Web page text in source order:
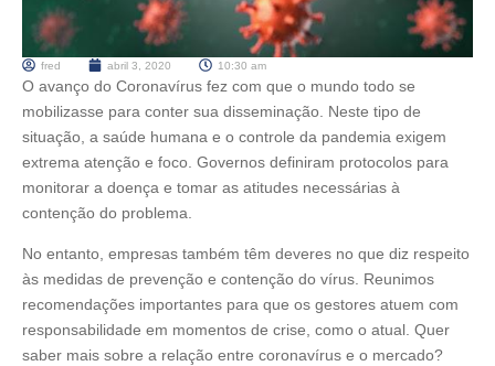
fred abril 3, 2020 10:30 am
O avanço do Coronavírus fez com que o mundo todo se
mobilizasse para conter sua disseminação. Neste tipo de
situação, a saúde humana e o controle da pandemia exigem
extrema atenção e foco. Governos definiram protocolos para
monitorar a doença e tomar as atitudes necessárias à
contenção do problema.
No entanto, empresas também têm deveres no que diz respeito
às medidas de prevenção e contenção do vírus. Reunimos
recomendações importantes para que os gestores atuem com
responsabilidade em momentos de crise, como o atual. Quer
saber mais sobre a relação entre coronavírus e o mercado?